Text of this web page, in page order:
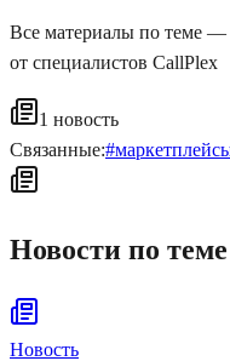
Все материалы по теме —
от специалистов CallPlex
1 новость
Связанные:#
Новости по
Новость